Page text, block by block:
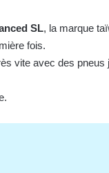
SL, la marque
fois.
vite avec des pneus